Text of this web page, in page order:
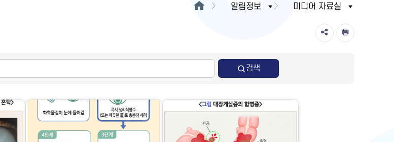
알림정보 미디어 자료실
검색